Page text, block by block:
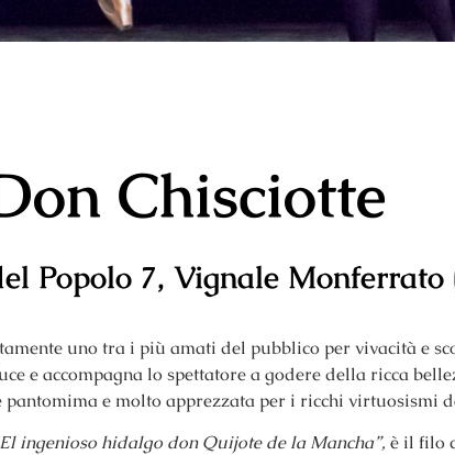
Chisciotte
Popolo 7, Vignale
uno tra i più amati del pubblico per vivacità e
eaccompagna lo spettatore a godere della ricca
pantomima e molto apprezzata per i ricchi virtuosismi
El ingenioso hidalgo don Quijote de la Mancha”, è il filo